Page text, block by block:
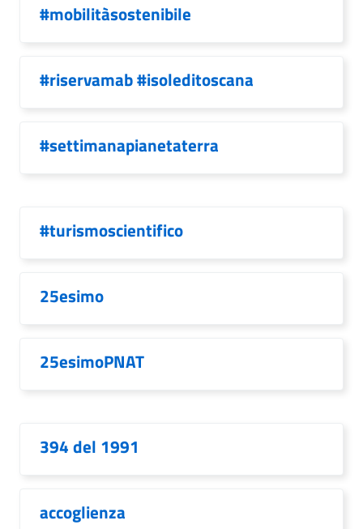
#mobilitàsostenibile
#riservamab #isoleditoscana
#settimanapianetaterra
#turismoscientifico
25esimo
25esimoPNAT
394 del 1991
accoglienza